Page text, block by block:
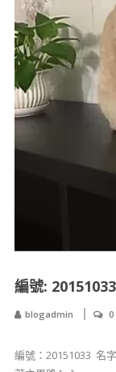
編號:
blogadmin 0
編號：20151033 ​ 名